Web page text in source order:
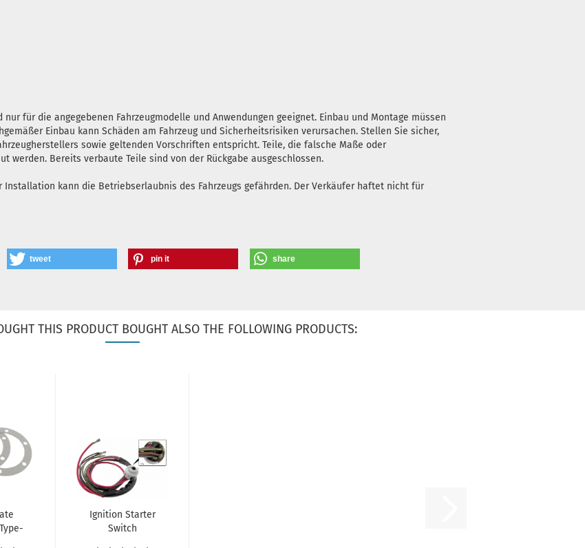
für die angegebenen Fahrzeugmodelle und Anwendungen geeignet. Einbau und Montage müssen
Einbau kann Schäden am Fahrzeug und Sicherheitsrisiken verursachen. Stellen Sie sicher,
sowie geltenden Vorschriften entspricht. Teile, die falsche Maße oder
werden. Bereits verbaute Teile sind von der Rückgabe ausgeschlossen.
Installation kann die Betriebserlaubnis des Fahrzeugs gefährden. Der Verkäufer haftet nicht für
tweet pin it share
THIS PRODUCT BOUGHT ALSO THE FOLLOWING PRODUCTS:
Ignition Starter
Switch